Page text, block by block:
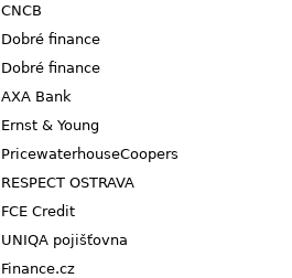
CNCB
Dobré finance
Dobré finance
AXA Bank
Ernst & Young
PricewaterhouseCoopers
RESPECT OSTRAVA
FCE Credit
UNIQA pojišťovna
Finance.cz